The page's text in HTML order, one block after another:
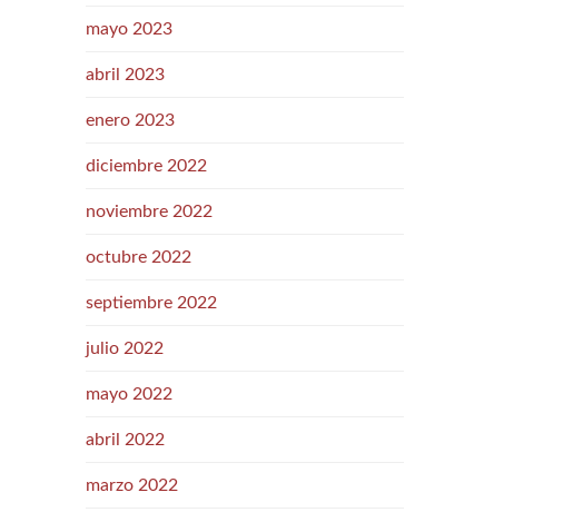
mayo 2023
abril 2023
enero 2023
diciembre 2022
noviembre 2022
octubre 2022
septiembre 2022
julio 2022
mayo 2022
abril 2022
marzo 2022